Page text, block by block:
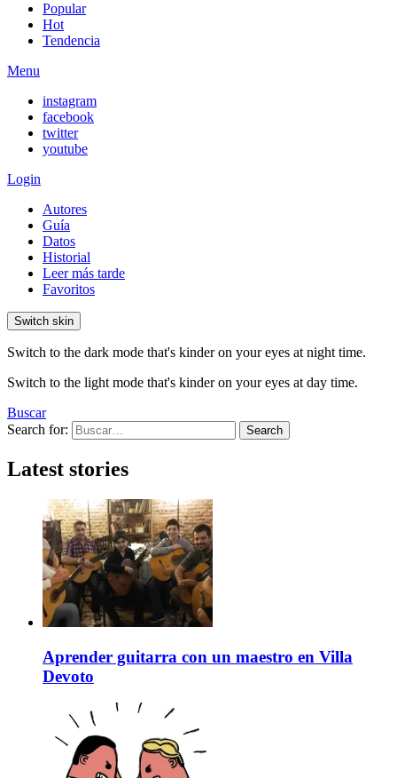
Popular
Hot
Tendencia
Menu
instagram
facebook
twitter
youtube
Login
Autores
Guía
Datos
Historial
Leer más tarde
Favoritos
Switch skin
Switch to the dark mode that's kinder on your eyes at night time.
Switch to the light mode that's kinder on your eyes at day time.
Buscar
Search for:
Search
Latest stories
Aprender guitarra con un maestro en Villa
Devoto